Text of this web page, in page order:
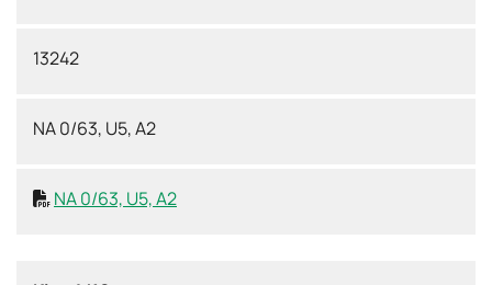
13242
NA 0/63, U5, A2
 NA 0/63, U5, A2